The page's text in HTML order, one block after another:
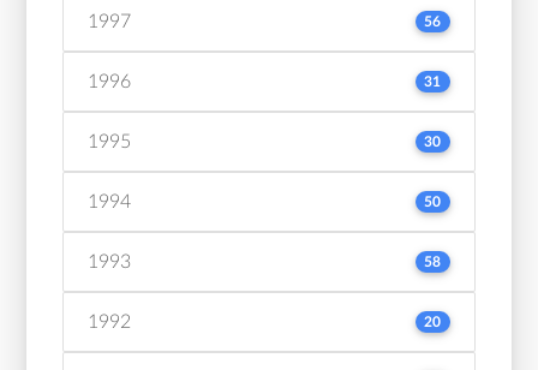
1997 56
1996 31
1995 30
1994 50
1993 58
1992 20